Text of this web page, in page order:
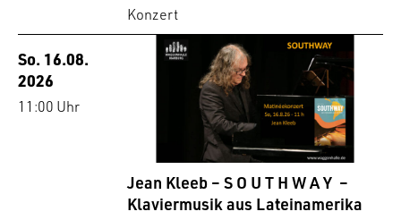
Konzert
So. 16.08.
2026
11:00 Uhr
Jean Kleeb – S O U T H W A Y –
Klaviermusik aus Lateinamerika